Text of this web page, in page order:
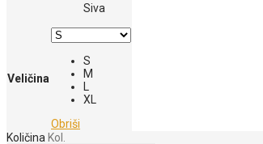
Siva
Veličina
S
M
XL
Obriši
Količina Kol.